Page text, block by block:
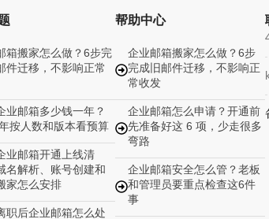
箱搬家怎么做？6步完
件迁移，不影响正常
业邮箱多少钱一年？
按人数和版本看预算
业邮箱开通上线清
名解析、账号创建和
家怎么安排
职后企业邮箱怎么处
帮助中心
企业邮箱搬家怎么做？6步
完成旧邮件迁移，不影响正
常收发
企业邮箱怎么申请？开通前
先准备好这 6 项，少走很多
弯路
企业邮箱安全怎么管？老板
和管理员要重点检查这6件
事